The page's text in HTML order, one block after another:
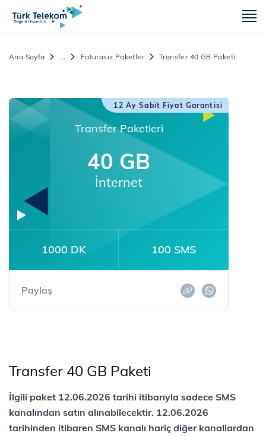
Ana Sayfa ... Faturasız Paketler Transfer 40 GB Paketi
12 Ay Sabit Fiyat Garantisi
Transfer Paketleri
40 GB
İnternet
1000 DK 100 SMS
Paylaş
Transfer 40 GB Paketi
İlgili paket 12.06.2026 tarihi itibarıyla sadece SMS
kanalından satın alınabilecektir. 12.06.2026
tarihinden itibaren SMS kanalı hariç diğer kanallardan